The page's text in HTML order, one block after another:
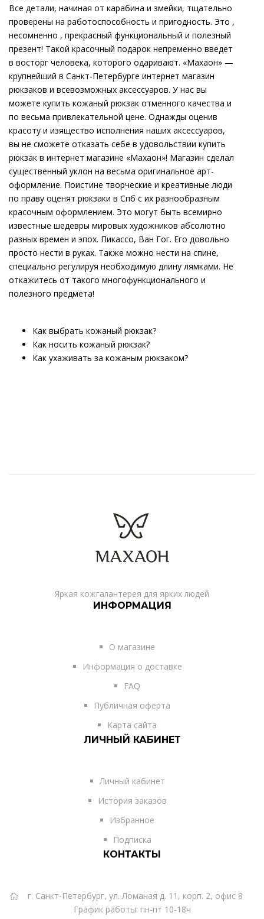
Все детали, начиная от карабина и змейки, тщательно
проверены на работоспособность и пригодность. Это ,
несомненно , прекрасный функциональный и полезный
презент! Такой красочный подарок непременно введет
в восторг человека, которого одаривают. «Махаон» —
крупнейший в Санкт-Петербурге интернет магазин
рюкзаков и всевозможных аксессуаров. У нас вы
можете купить кожаный рюкзак отменного качества и
по весьма привлекательной цене. Однажды оценив
красоту и изящество исполнения наших аксессуаров,
вы не сможете отказать себе в удовольствии купить
рюкзак в интернет магазине «Махаон»! Магазин сделал
существенный уклон на весьма оригинальное арт-
оформление. Поистине творческие и креативные люди
по праву оценят рюкзаки в Спб с их разнообразным
красочным оформлением. Это могут быть всемирно
известные шедевры мировых художников абсолютно
разных времен и эпох. Пикассо, Ван Гог. Его довольно
просто нести в руках. Также можно нести на спине,
специально регулируя необходимую длину лямками. Не
откажитесь от такого многофункционального и
полезного предмета!
Как выбрать кожаный рюкзак?
Как носить кожаный рюкзак?
Как ухаживать за кожаным рюкзаком?
Яркая кожгалантерея для ярких людей
ИНФОРМАЦИЯ
О магазине
Информация о доставке
FAQ
Публичная оферта
Карта сайта
ЛИЧНЫЙ КАБИНЕТ
Личный кабинет
История заказов
Избранное
Подписка
КОНТАКТЫ
г. Санкт-Петербург, ул. Ломаная д. 11, корп. 2, офис 8
График работы: пн-пт 10-18ч